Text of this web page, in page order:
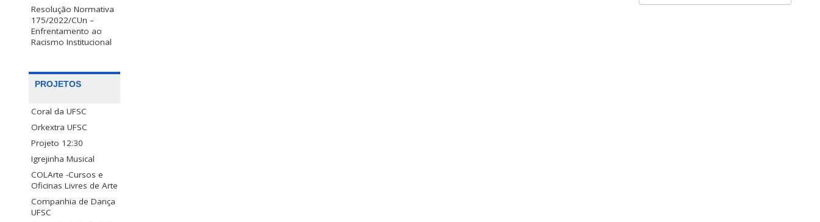
Resolução Normativa
175/2022/CUn –
Enfrentamento ao
Racismo Institucional
PROJETOS
Coral da UFSC
Orkextra UFSC
Projeto 12:30
Igrejinha Musical
COLArte -Cursos e
Oficinas Livres de Arte
Companhia de Dança
UFSC